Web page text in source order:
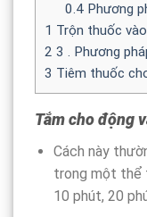
0.4Phương
1 Trộn thuốc
2 3 . Phương
3 Tiêm thuốc
Tắm cho động
Cách này
trong một thể
10 phút, 20